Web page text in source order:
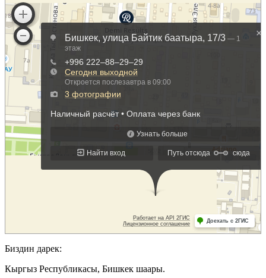
Биздин дарек:
Кыргыз Республикасы, Бишкек шаары.